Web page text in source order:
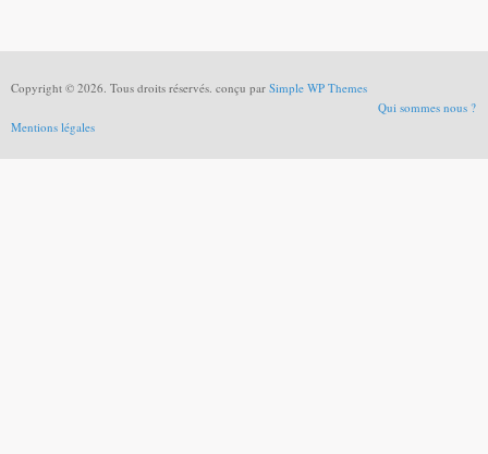
Copyright © 2026. Tous droits réservés. conçu par Simple WP Themes
Qui sommes nous ?
Mentions légales